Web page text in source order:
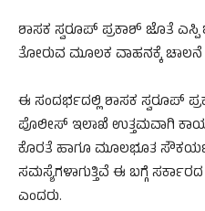
ಶಾಸಕ ಸ್ವರೂಪ್ ಪ್ರಕಾಶ್ ಜೊತೆ ಎಸ್ಪಿ
ತೋರುವ ಮೂಲಕ ವಾಹನಕ್ಕೆ ಚಾಲನೆ
ಈ ಸಂದರ್ಭದಲ್ಲಿ ಶಾಸಕ ಸ್ವರೂಪ್
ಪೊಲೀಸ್ ಇಲಾಖೆ ಉತ್ತಮವಾಗಿ
ಕೊರತೆ ಹಾಗೂ ಮೂಲಭೂತ
ಸಮಸ್ಯೆಗಳಾಗುತ್ತಿವೆ ಈ ಬಗ್ಗೆ
ಎಂದರು.